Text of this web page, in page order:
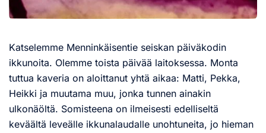
Katselemme Menninkäisentie seiskan päiväkodin
ikkunoita. Olemme toista päivää laitoksessa. Monta
tuttua kaveria on aloittanut yhtä aikaa: Matti, Pekka,
Heikki ja muutama muu, jonka tunnen ainakin
ulkonäöltä. Somisteena on ilmeisesti edelliseltä
keväältä leveälle ikkunalaudalle unohtuneita, jo hieman